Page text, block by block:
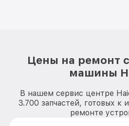
Цены на ремонт
машины
В нашем сервис центре
3.700 запчастей, готовых к
ремонте